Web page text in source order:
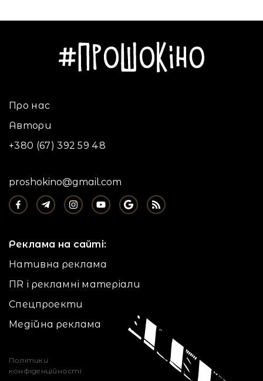
Про нас
Автори
+380 (67) 392 59 48
proshokino@gmail.com
Реклама на сайті:
Нативна реклама
ПR і рекламні матеріали
Спецпроекти
Медійна реклама
Політики
конфіденційності